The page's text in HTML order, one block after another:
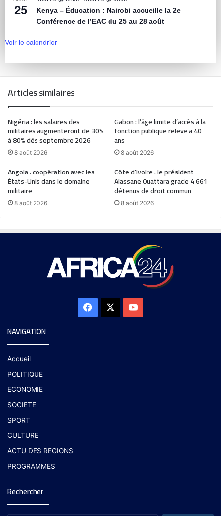
25
Kenya – Éducation : Nairobi accueille la 2e
Conférence de l’EAC du 25 au 28 août
Voir le calendrier
Articles similaires
Nigéria : les salaires des
militaires augmenteront de 30%
à 80% dès septembre 2026
8 août 2026
Gabon : l’âge limite d’accès à la
fonction publique relevé à 40
ans
8 août 2026
Angola : coopération avec les
États-Unis dans le domaine
militaire
8 août 2026
Côte d’Ivoire : le président
Alassane Ouattara gracie 4 661
détenus de droit commun
8 août 2026
NAVIGATION
Accueil
POLITIQUE
ECONOMIE
SOCIETE
SPORT
CULTURE
ACTU DES REGIONS
PROGRAMMES
Rechercher